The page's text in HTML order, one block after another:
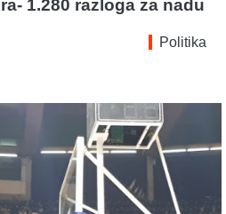
1.280 razloga za nadu
Politika